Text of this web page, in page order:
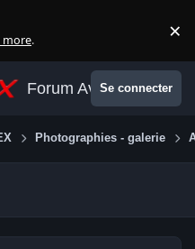
more. ×
Forum AvexSe connecter
Photographies - galerie